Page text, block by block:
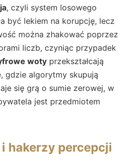
, czyli system losowego
być lekiem na korupcję, lecz
można zhakować poprzez
liczb, czyniąc przypadek
woty przekształcają
gdzie algorytmy skupują
się grą o sumie zerowej, w
jest przedmiotem
hakerzy percepcji